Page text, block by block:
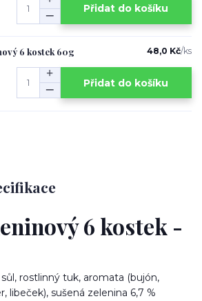
Přidat do košíku
6 kostek 60g 48,0 Kč/ks
Přidat do košíku
6 kostek -
rostlinný tuk, aromata (bujón,
libeček), sušená zelenina 6,7 %